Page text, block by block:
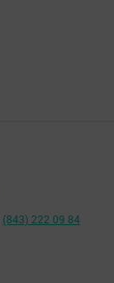
(843) 222 09 84